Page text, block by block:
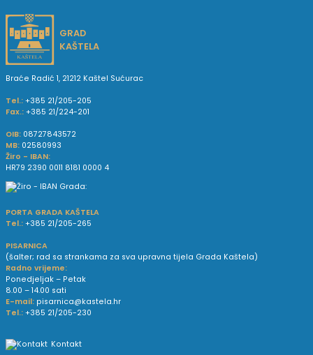
GRAD
KAŠTELA
Braće Radić 1, 21212 Kaštel Sućurac
Tel.: +385 21/205-205
Fax.: +385 21/224-201
OIB: 08727843572
MB: 02580993
Žiro - IBAN:
HR79 2390 0011 8181 0000 4
PORTA GRADA KAŠTELA
Tel.: +385 21/205-265
PISARNICA
(šalter; rad sa strankama za sva upravna tijela Grada Kaštela)
Radno vrijeme:
Ponedjeljak – Petak
8.00 – 14.00 sati
E-mail: pisarnica@kastela.hr
Tel.: +385 21/205-230
Kontakt